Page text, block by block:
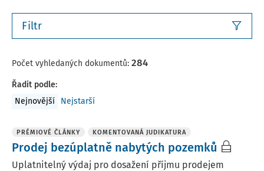
Filtr
Počet vyhledaných dokumentů: 284
Řadit podle:
Nejnovější
Nejstarší
PRÉMIOVÉ ČLÁNKY KOMENTOVANÁ JUDIKATURA
Prodej bezúplatně nabytých pozemků
Uplatnitelný výdaj pro dosažení příjmu prodejem